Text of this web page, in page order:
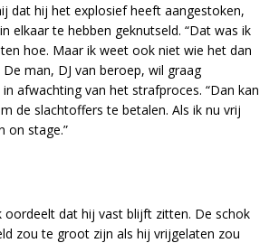
dat hij het explosief heeft aangestoken,
elkaar te hebben geknutseld. “Dat was ik
hoe. Maar ik weet ook niet wie het dan
man, DJ van beroep, wil graag
afwachting van het strafproces. “Dan kan
de slachtoffers te betalen. Als ik nu vrij
on stage.”
oordeelt dat hij vast blijft zitten. De schok
zou te groot zijn als hij vrijgelaten zou